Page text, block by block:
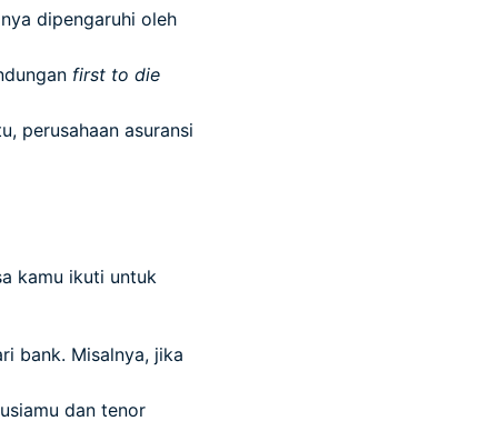
dipengaruhi oleh
first to die
perusahaan asuransi
kamu ikuti untuk
bank. Misalnya, jika
dan tenor